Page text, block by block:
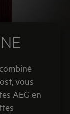
vous
AEG en